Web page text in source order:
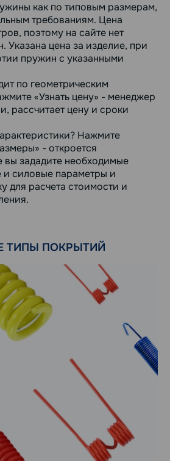
как по типовым размерам,
требованиям. Цена
поэтому на сайте нет
Указана цена за изделие, при
пружин с указанными
по геометрическим
«Узнать цену» - менеджер
рассчитает цену и сроки
Нажмите
- откроется
вы зададите необходимые
и силовые параметры и
для расчета стоимости и
ТИПЫ ПОКРЫТИЙ